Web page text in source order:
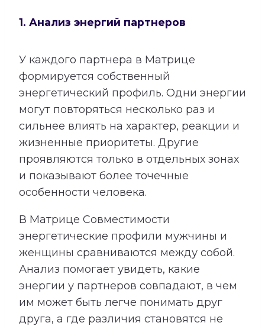
1. Анализ энергий партнеров
У каждого партнера в Матрице
формируется собственный
энергетический профиль. Одни энергии
могут повторяться несколько раз и
сильнее влиять на характер, реакции и
жизненные приоритеты. Другие
проявляются только в отдельных зонах
и показывают более точечные
особенности человека.
В Матрице Совместимости
энергетические профили мужчины и
женщины сравниваются между собой.
Анализ помогает увидеть, какие
энергии у партнеров совпадают, в чем
им может быть легче понимать друг
друга, а где различия становятся не